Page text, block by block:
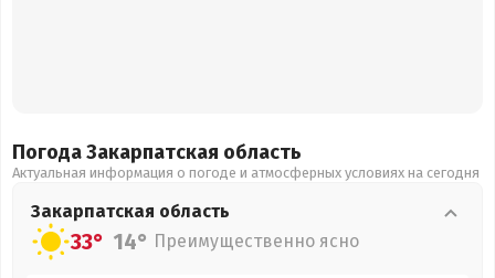
Погода Закарпатская область
Актуальная информация о погоде и атмосферных условиях на сегодня
Закарпатская область
33° 14° Преимущественно ясно